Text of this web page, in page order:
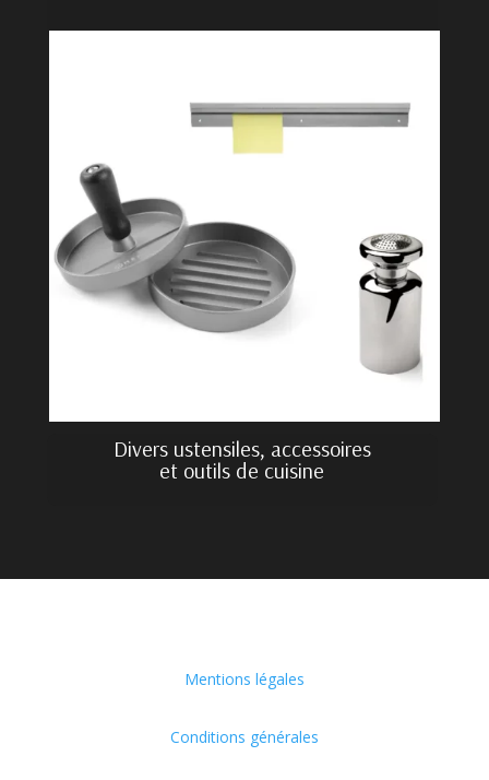
Divers ustensiles, accessoires
et outils de cuisine
Mentions légales
Conditions générales